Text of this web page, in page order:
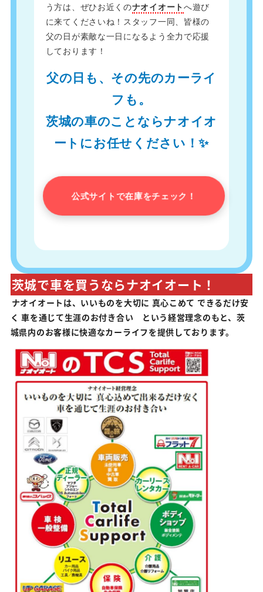
う方は、ぜひお近くのナオイオートへ遊び
に来てくださいね！スタッフ一同、皆様の
父の日が素敵な一日になるよう全力で応援
しております！
父の日も、その先のカーライ
フも。
茨城の車のことならナオイオ
ートにお任せください！✨
公式サイトで在庫をチェック！
茨城で車を買うならナオイオート！
ナオイオートは、いいものを大切に 真心こめて できるだけ安
く 車を通じて生涯のお付き合い という経営理念のもと、茨
城県内のお客様に快適なカーライフを提供しております。